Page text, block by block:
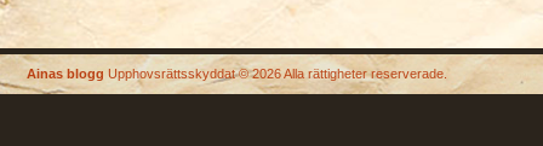
Ainas blogg Upphovsrättsskyddat © 2026 Alla rättigheter reserverade.